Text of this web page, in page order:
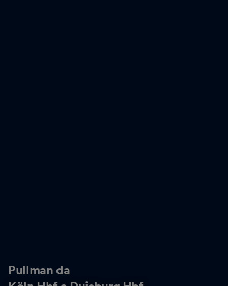
Pullman da